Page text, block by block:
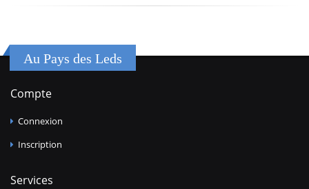
Au Pays des Leds
Compte
Connexion
Inscription
Services